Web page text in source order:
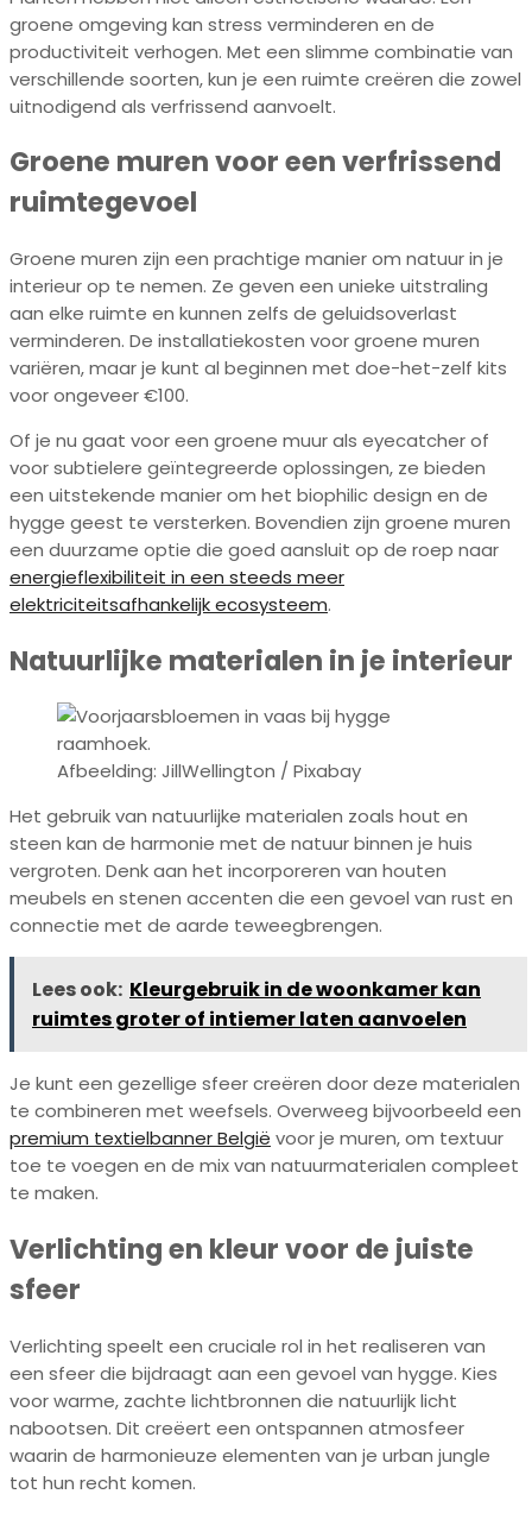
groene omgeving kan stress verminderen en de
productiviteit verhogen. Met een slimme combinatie van
verschillende soorten, kun je een ruimte creëren die zowel
uitnodigend als verfrissend aanvoelt.
Groene muren voor een verfrissend
ruimtegevoel
Groene muren zijn een prachtige manier om natuur in je
interieur op te nemen. Ze geven een unieke uitstraling
aan elke ruimte en kunnen zelfs de geluidsoverlast
verminderen. De installatiekosten voor groene muren
variëren, maar je kunt al beginnen met doe-het-zelf kits
voor ongeveer €100.
Of je nu gaat voor een groene muur als eyecatcher of
voor subtielere geïntegreerde oplossingen, ze bieden
een uitstekende manier om het biophilic design en de
hygge geest te versterken. Bovendien zijn groene muren
een duurzame optie die goed aansluit op de roep naar
energieflexibiliteit in een steeds meer
elektriciteitsafhankelijk ecosysteem.
Natuurlijke materialen in je interieur
Afbeelding: JillWellington / Pixabay
Het gebruik van natuurlijke materialen zoals hout en
steen kan de harmonie met de natuur binnen je huis
vergroten. Denk aan het incorporeren van houten
meubels en stenen accenten die een gevoel van rust en
connectie met de aarde teweegbrengen.
Lees ook: Kleurgebruik in de woonkamer kan
ruimtes groter of intiemer laten aanvoelen
Je kunt een gezellige sfeer creëren door deze materialen
te combineren met weefsels. Overweeg bijvoorbeeld een
premium textielbanner België voor je muren, om textuur
toe te voegen en de mix van natuurmaterialen compleet
te maken.
Verlichting en kleur voor de juiste
sfeer
Verlichting speelt een cruciale rol in het realiseren van
een sfeer die bijdraagt aan een gevoel van hygge. Kies
voor warme, zachte lichtbronnen die natuurlijk licht
nabootsen. Dit creëert een ontspannen atmosfeer
waarin de harmonieuze elementen van je urban jungle
tot hun recht komen.